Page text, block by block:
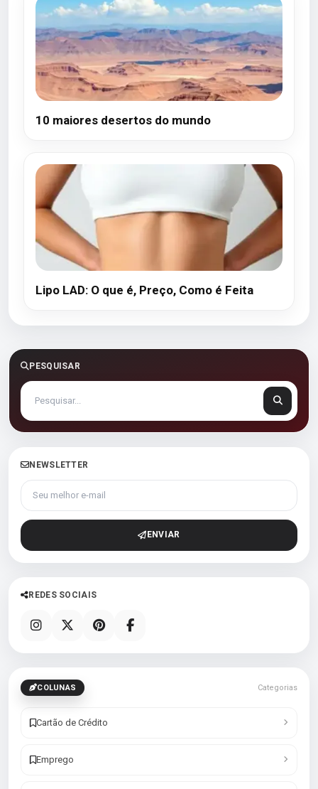
10 maiores desertos do mundo
Lipo LAD: O que é, Preço, Como é Feita
PESQUISAR
NEWSLETTER
Seu melhor e-mail
ENVIAR
REDES SOCIAIS
COLUNAS Categorias
Cartão de Crédito
Emprego